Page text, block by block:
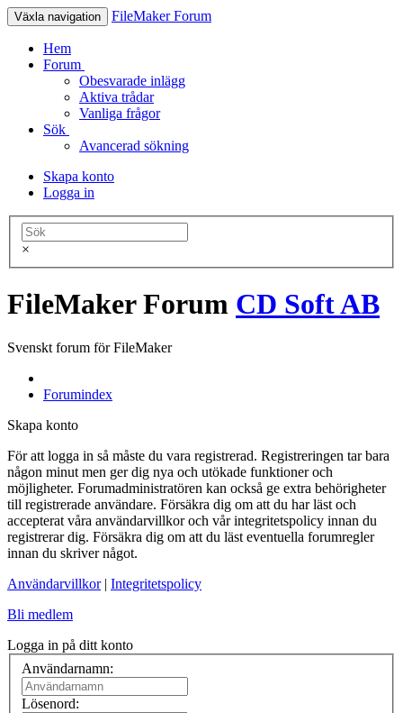
Växla navigation FileMaker Forum
Hem
Forum
Obesvarade inlägg
Aktiva trådar
Vanliga frågor
Sök
Avancerad sökning
Skapa konto
Logga in
×
FileMaker Forum CD Soft AB
Svenskt forum för FileMaker
Forumindex
Skapa konto
För att logga in så måste du vara registrerad. Registreringen tar bara
någon minut men ger dig nya och utökade funktioner och
möjligheter. Forumadministratören kan också ge extra behörigheter
till registrerade användare. Försäkra dig om att du har läst och
accepterat våra användarvillkor och vår integritetspolicy innan du
registrerar dig. Försäkra dig om att du läst eventuella forumregler
innan du skriver något.
Användarvillkor| Integritetspolicy
Bli medlem
Logga in på ditt konto
Användarnamn:
Lösenord: